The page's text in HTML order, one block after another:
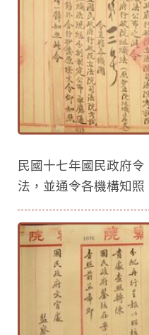
民國十七年國民政府
法，並通令各機構知照